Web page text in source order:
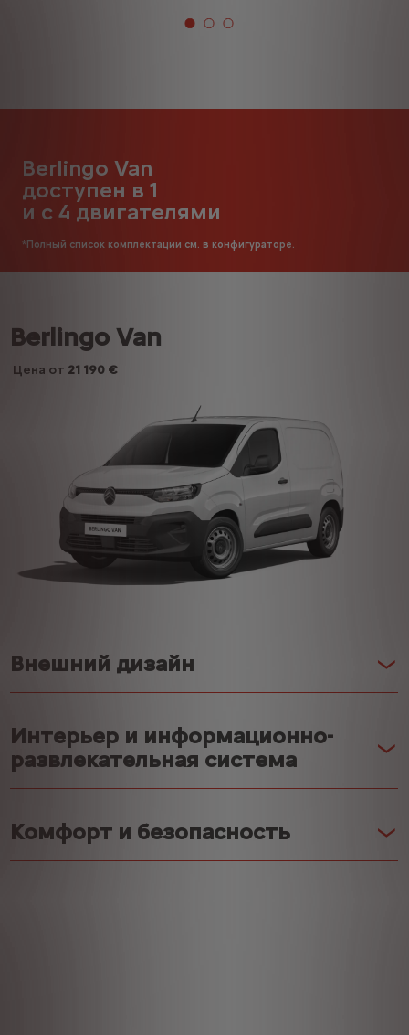
Berlingo Van
доступен в 1
и с 4 двигателями
*Полный список комплектации см. в конфигураторе.
Berlingo Van
Цена от 21 190 €
Внешний дизайн
Интерьер и информационно-
развлекательная система
Комфорт и безопасность